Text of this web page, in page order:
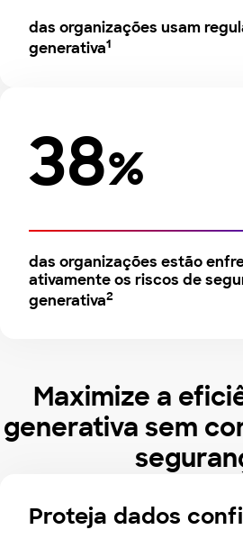
das organizações usam
generativa1
38%
das organizações estão
ativamente os riscos de
generativa2
Maximize a
generativa sem
Proteja dados